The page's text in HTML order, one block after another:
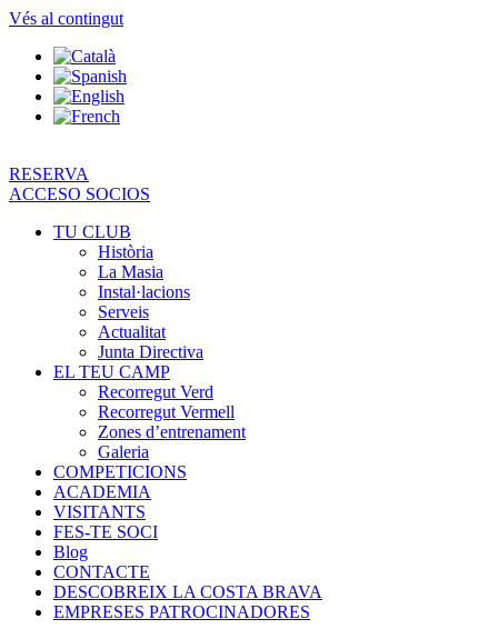
Vés al contingut
RESERVA
ACCESO SOCIOS
TU CLUB
Història
La Masia
Instal·lacions
Serveis
Actualitat
Junta Directiva
EL TEU CAMP
Recorregut Verd
Recorregut Vermell
Zones d’entrenament
Galeria
COMPETICIONS
ACADEMIA
VISITANTS
FES-TE SOCI
Blog
CONTACTE
DESCOBREIX LA COSTA BRAVA
EMPRESES PATROCINADORES